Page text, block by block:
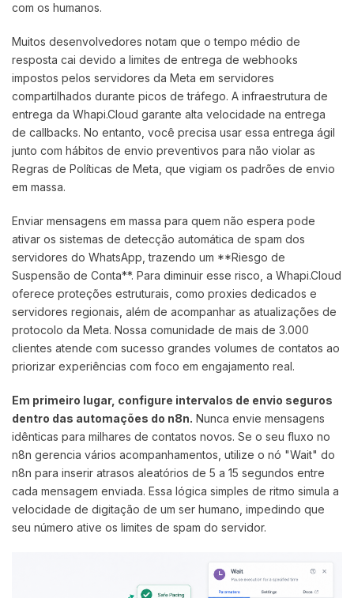
com os humanos.
Muitos desenvolvedores notam que o tempo médio de
resposta cai devido a limites de entrega de webhooks
impostos pelos servidores da Meta em servidores
compartilhados durante picos de tráfego. A infraestrutura de
entrega da Whapi.Cloud garante alta velocidade na entrega
de callbacks. No entanto, você precisa usar essa entrega ágil
junto com hábitos de envio preventivos para não violar as
Regras de Políticas de Meta, que vigiam os padrões de envio
em massa.
Enviar mensagens em massa para quem não espera pode
ativar os sistemas de detecção automática de spam dos
servidores do WhatsApp, trazendo um **Riesgo de
Suspensão de Conta**. Para diminuir esse risco, a Whapi.Cloud
oferece proteções estruturais, como proxies dedicados e
servidores regionais, além de acompanhar as atualizações de
protocolo da Meta. Nossa comunidade de mais de 3.000
clientes atende com sucesso grandes volumes de contatos ao
priorizar experiências com foco em engajamento real.
Em primeiro lugar, configure intervalos de envio seguros
dentro das automações do n8n. Nunca envie mensagens
idênticas para milhares de contatos novos. Se o seu fluxo no
n8n gerencia vários acompanhamentos, utilize o nó "Wait" do
n8n para inserir atrasos aleatórios de 5 a 15 segundos entre
cada mensagem enviada. Essa lógica simples de ritmo simula a
velocidade de digitação de um ser humano, impedindo que
seu número ative os limites de spam do servidor.